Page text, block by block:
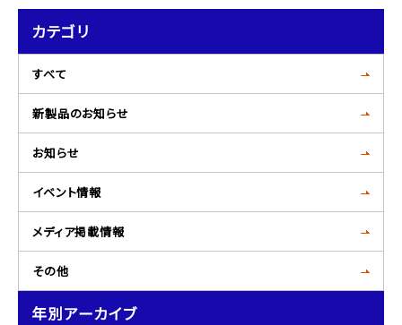
カテゴリ
すべて
新製品のお知らせ
お知らせ
イベント情報
メディア掲載情報
その他
年別アーカイブ